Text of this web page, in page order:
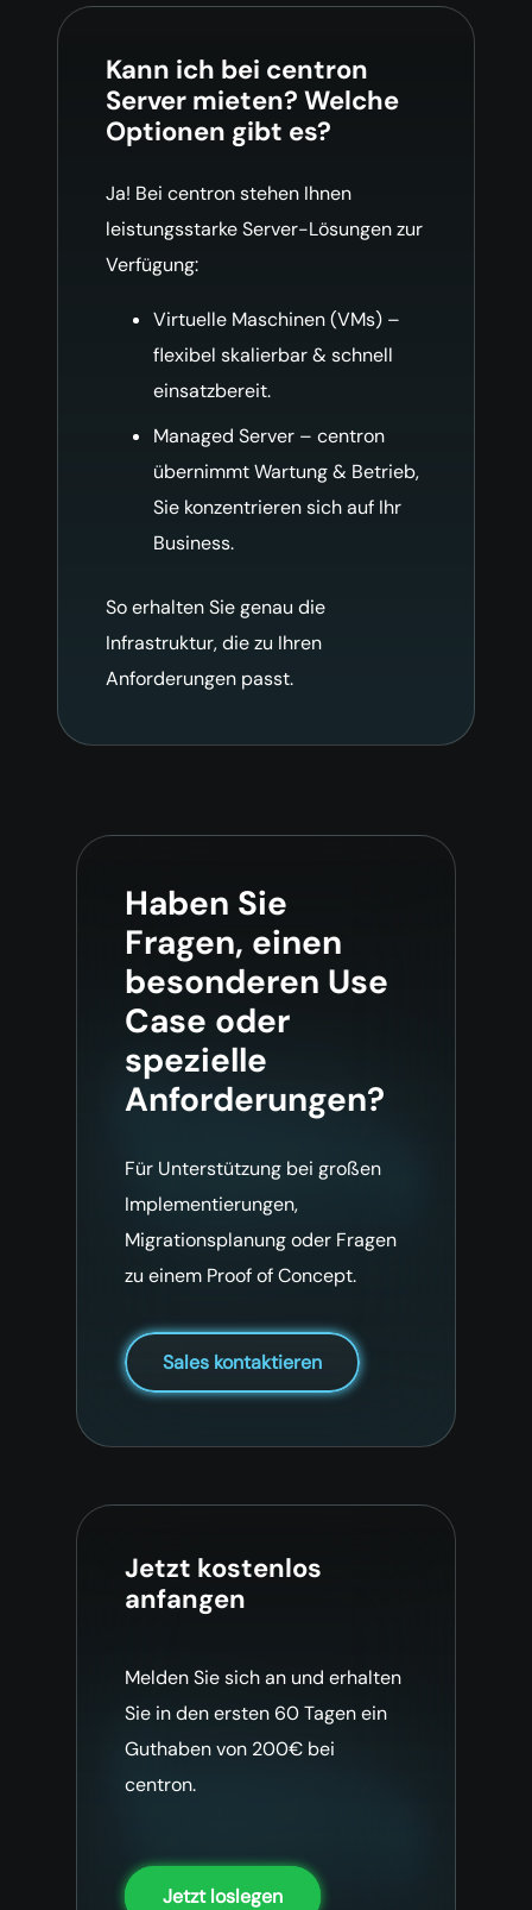
Kann ich bei centron
Server mieten? Welche
Optionen gibt es?
Ja! Bei centron stehen Ihnen
leistungsstarke Server-Lösungen zur
Verfügung:
Virtuelle Maschinen (VMs) –
flexibel skalierbar & schnell
einsatzbereit.
Managed Server – centron
übernimmt Wartung & Betrieb,
Sie konzentrieren sich auf Ihr
Business.
So erhalten Sie genau die
Infrastruktur, die zu Ihren
Anforderungen passt.
Haben Sie
Fragen, einen
besonderen Use
Case oder
spezielle
Anforderungen?
Für Unterstützung bei großen
Implementierungen,
Migrationsplanung oder Fragen
zu einem Proof of Concept.
Sales kontaktieren
Jetzt kostenlos
anfangen
Melden Sie sich an und erhalten
Sie in den ersten 60 Tagen ein
Guthaben von 200€ bei
centron.
Jetzt loslegen